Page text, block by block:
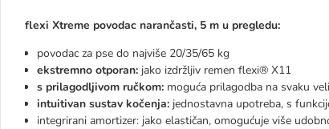
flexi Xtreme povodac narančasti, 5 m u pregledu:
povodac za pse do najviše 20/35/65 kg
ekstremno otporan: jako izdržljiv remen flexi® X11
s prilagodljivom ručkom: moguća prilagodba na svaku
intuitivan sustav kočenja: jednostavna upotreba, s
integrirani amortizer: jako elastičan, omogućuje više